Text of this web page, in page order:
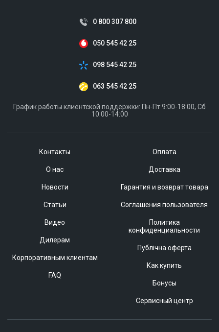
Контакты
О нас
Новости
Статьи
Видео
Дилерам
Корпоративным клиентам
FAQ
Оплата
Доставка
Гарантия и возврат товара
Соглашения пользователя
Политика
конфиденциальности
Публічна оферта
Как купить
Бонусы
Сервисный центр
0 800 307 800
050 545 42 25
098 545 42 25
063 545 42 25
График работы клиентской поддержки: Пн-Пт 9:00-18:00, Сб
10:00-14:00